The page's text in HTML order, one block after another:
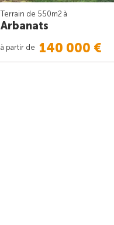
Terrain de 550m2 à
Arbanats
à partir de 140 000 €